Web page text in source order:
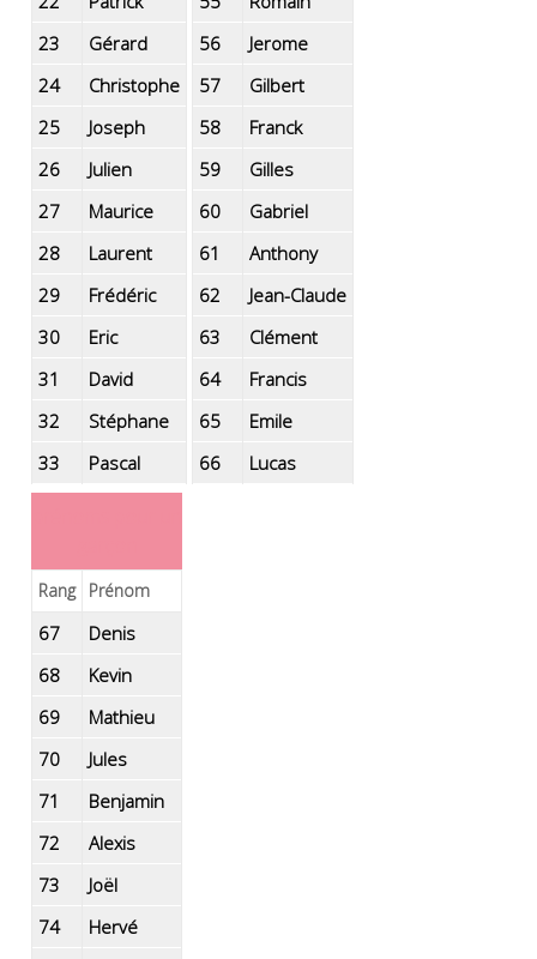
23
Gérard
24
Christophe
25
Joseph
26
Julien
27
Maurice
28
Laurent
29
Frédéric
30
Eric
31
David
32
Stéphane
33
Pascal
56
Jerome
57
Gilbert
58
Franck
59
Gilles
60
Gabriel
61
Anthony
62
Jean-Claude
63
Clément
64
Francis
65
Emile
66
Lucas
Rang Prénom
67
Denis
68
Kevin
69
Mathieu
70
Jules
71
Benjamin
72
Alexis
73
Joël
74
Hervé